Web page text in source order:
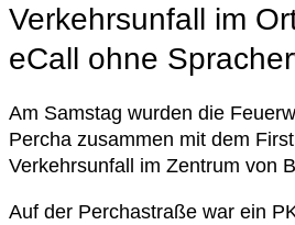
Verkehrsunfall im
eCall ohne
Am Samstag wurden die
Percha zusammen mit dem
Verkehrsunfall im Zentrum von
Auf der Perchastraße war ein